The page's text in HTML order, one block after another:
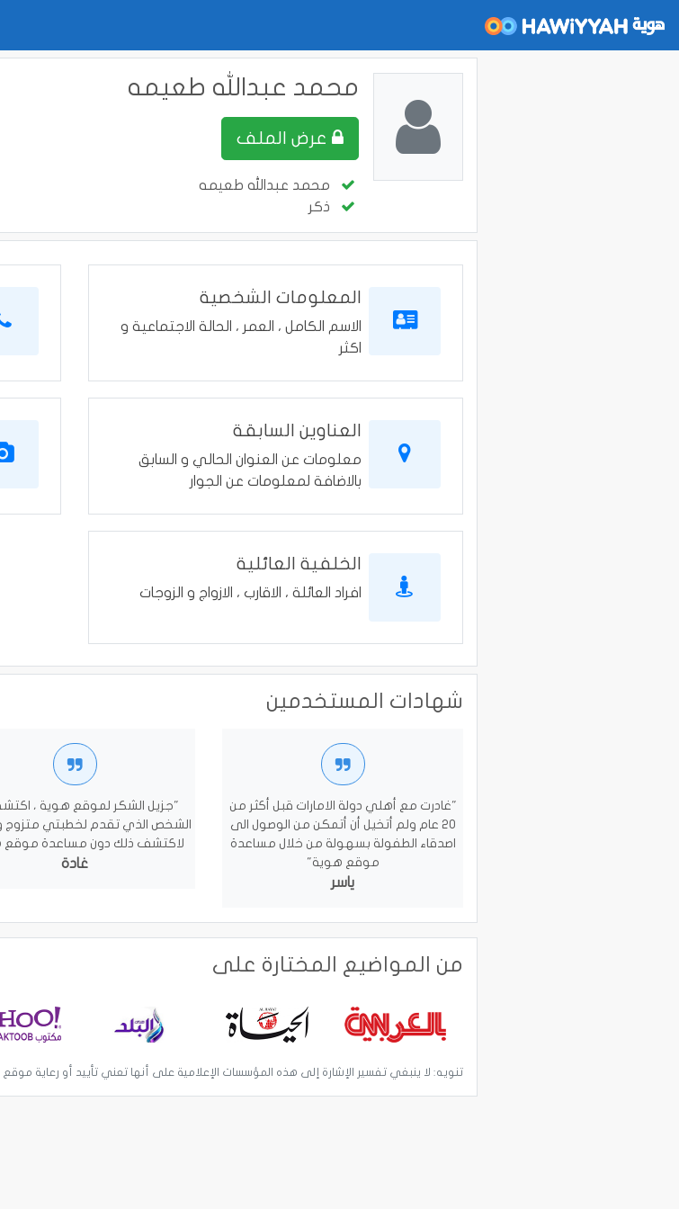
محمد عبدالله طعيمه
محمد عبدالله طعيمه
ذكر
المعلومات الشخصية
الاسم الكامل ، العمر ، الحالة الاجتماعية و
اكثر
العناوين السابقة
معلومات عن العنوان الحالي و السابق
بالاضافة لمعلومات عن الجوار
الخلفية العائلية
افراد العائلة ، الاقارب ، الازواج و الزوجات
شهادات المستخدمين
"غادرت مع أهلي دولة الامارات قبل أكثر من
20 عام ولم أتخيل أن أتمكن من الوصول الى
اصدقاء الطفولة بسهولة من خلال مساعدة
موقع هوية"
ياسر
"جزيل الشكر لموقع هوية ،
الشخص الذي تقدم لخطبتي متزوج
لاكتشف ذلك دون مساعدة موقع
غادة
من المواضيع المختارة على
تنويه: لا ينبغي تفسير الإشارة إلى هذه المؤسسات الإعلامية على أنها تعني تأييد أو رعاية